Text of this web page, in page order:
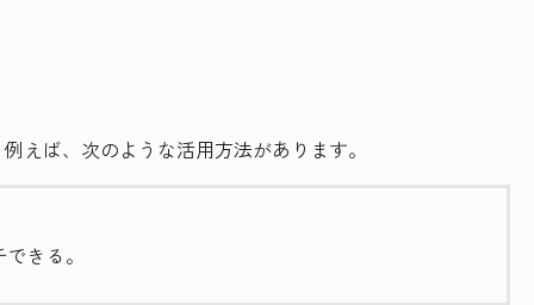
えば、次のような活用方法があります。
きる。